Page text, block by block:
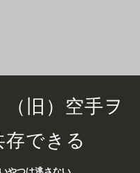
旧）空手ヲ
できる